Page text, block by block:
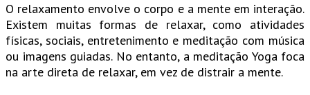
O relaxamento envolve o corpo e a mente em interação.
Existem muitas formas de relaxar, como atividades
físicas, sociais, entretenimento e meditação com música
ou imagens guiadas. No entanto, a meditação Yoga foca
na arte direta de relaxar, em vez de distrair a mente.